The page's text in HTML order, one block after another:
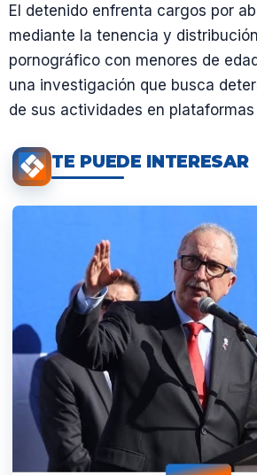
El detenido enfrenta cargos por
mediante la tenencia y
pornográfico con menores de
una investigación que busca
de sus actividades en
TE PUEDE INTERESAR